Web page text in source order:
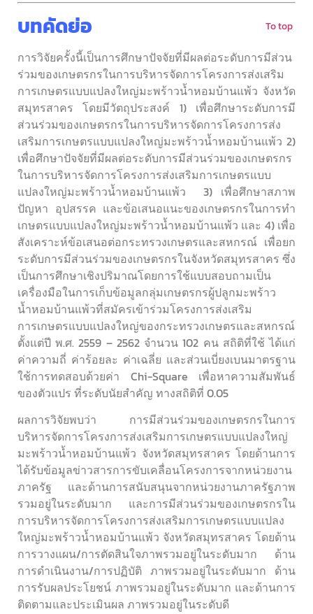
บทคัดย่อ To top
การวิจัยครั้งนี้เป็นการศึกษาปัจจัยที่มีผลต่อระดับการมีส่วน
ร่วมของเกษตรกรในการบริหารจัดการโครงการส่งเสริม
การเกษตรแบบแปลงใหญ่มะพร้าวน้ำหอมบ้านแพ้ว จังหวัด
สมุทรสาคร โดยมีวัตถุประสงค์ 1) เพื่อศึกษาระดับการมี
ส่วนร่วมของเกษตรกรในการบริหารจัดการโครงการส่ง
เสริมการเกษตรแบบแปลงใหญ่มะพร้าวน้ำหอมบ้านแพ้ว 2)
เพื่อศึกษาปัจจัยที่มีผลต่อระดับการมีส่วนร่วมของเกษตรกร
ในการบริหารจัดการโครงการส่งเสริมการเกษตรแบบ
แปลงใหญ่มะพร้าวน้ำหอมบ้านแพ้ว 3) เพื่อศึกษาสภาพ
ปัญหา อุปสรรค และข้อเสนอแนะของเกษตรกรในการทำ
เกษตรแบบแปลงใหญ่มะพร้าวน้ำหอมบ้านแพ้ว และ 4) เพื่อ
สังเคราะห์ข้อเสนอต่อกระทรวงเกษตรและสหกรณ์ เพื่อยก
ระดับการมีส่วนร่วมของเกษตรกรในจังหวัดสมุทรสาคร ซึ่ง
เป็นการศึกษาเชิงปริมาณโดยการใช้แบบสอบถามเป็น
เครื่องมือในการเก็บข้อมูลกลุ่มเกษตรกรผู้ปลูกมะพร้าว
น้ำหอมบ้านแพ้วที่สมัครเข้าร่วมโครงการส่งเสริม
การเกษตรแบบแปลงใหญ่ของกระทรวงเกษตรและสหกรณ์
ตั้งแต่ปี พ.ศ. 2559 – 2562 จำนวน 102 คน สถิติที่ใช้ ได้แก่
ค่าความถี่ ค่าร้อยละ ค่าเฉลี่ย และส่วนเบี่ยงเบนมาตรฐาน
ใช้การทดสอบด้วยค่า Chi-Square เพื่อหาความสัมพันธ์
ของตัวแปร ที่ระดับนัยสำคัญ ทางสถิติที่ 0.05
ผลการวิจัยพบว่า การมีส่วนร่วมของเกษตรกรในการ
บริหารจัดการโครงการส่งเสริมการเกษตรแบบแปลงใหญ่
มะพร้าวน้ำหอมบ้านแพ้ว จังหวัดสมุทรสาคร โดยด้านการ
ได้รับข้อมูลข่าวสารการขับเคลื่อนโครงการจากหน่วยงาน
ภาครัฐ และด้านการสนับสนุนจากหน่วยงานภาครัฐภาพ
รวมอยู่ในระดับมาก และการมีส่วนร่วมของเกษตรกรใน
การบริหารจัดการโครงการส่งเสริมการเกษตรแบบแปลง
ใหญ่มะพร้าวน้ำหอมบ้านแพ้ว จังหวัดสมุทรสาคร โดยด้าน
การวางแผน/การตัดสินใจภาพรวมอยู่ในระดับมาก ด้าน
การดำเนินงาน/การปฏิบัติ ภาพรวมอยู่ในระดับมาก ด้าน
การรับผลประโยชน์ ภาพรวมอยู่ในระดับมาก และด้านการ
ติดตามและประเมินผล ภาพรวมอยู่ในระดับดี